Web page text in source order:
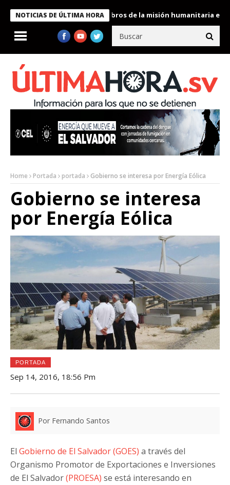
NOTICIAS DE ÚLTIMA HORA
Bukele condecora a miembros de la misión humanitaria enviada
Home Portada portada Gobierno se interesa por Energía Eólica
Gobierno se interesa
por Energía Eólica
PORTADA
Sep 14, 2016, 18:56 Pm
Por Fernando Santos
El Gobierno de El Salvador (GOES) a través del
Organismo Promotor de Exportaciones e Inversiones
de El Salvador(PROESA) se está interesando en